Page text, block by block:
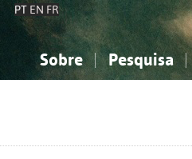
PT EN FR
Sobre Pesquisa